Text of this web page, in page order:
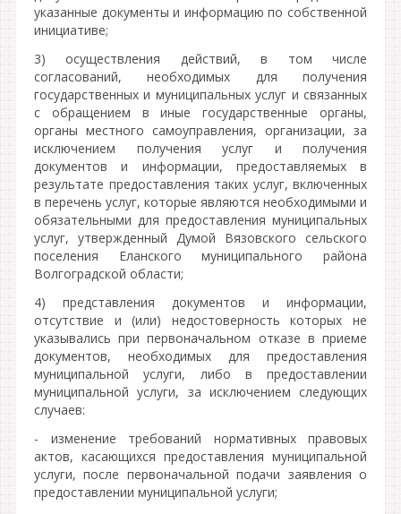
указанные документы и информацию по собственной
инициативе;
3) осуществления действий, в том числе
согласований, необходимых для получения
государственных и муниципальных услуг и связанных
с обращением в иные государственные органы,
органы местного самоуправления, организации, за
исключением получения услуг и получения
документов и информации, предоставляемых в
результате предоставления таких услуг, включенных
в перечень услуг, которые являются необходимыми и
обязательными для предоставления муниципальных
услуг, утвержденный Думой Вязовского сельского
поселения Еланского муниципального района
Волгоградской области;
4) представления документов и информации,
отсутствие и (или) недостоверность которых не
указывались при первоначальном отказе в приеме
документов, необходимых для предоставления
муниципальной услуги, либо в предоставлении
муниципальной услуги, за исключением следующих
случаев:
- изменение требований нормативных правовых
актов, касающихся предоставления муниципальной
услуги, после первоначальной подачи заявления о
предоставлении муниципальной услуги;